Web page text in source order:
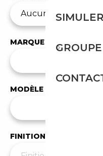
MARQUE
MODÈLE
FINITION